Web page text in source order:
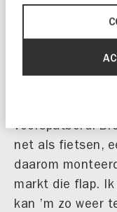
TS50 ER-P.
hij heeft wel
TS50 lijkt op
ook elementen
voorspatbord.
net als fietsen,
daarom
markt die flap.
kan ’m zo weer